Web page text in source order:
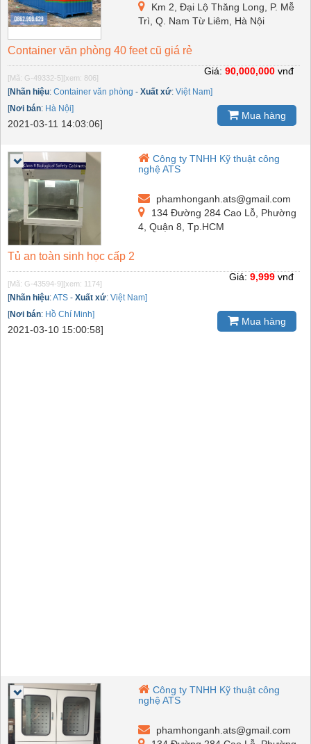
Km 2, Đại Lộ Thăng Long, P. Mễ
Trì, Q. Nam Từ Liêm, Hà Nội
Container văn phòng 40 feet cũ giá rẻ
[Mã: G-49332-5][xem: 806]
[Nhãn hiệu: Container văn phòng - Xuất xứ: Việt Nam]
[Nơi bán: Hà Nội]
2021-03-11 14:03:06]
Giá: 90,000,000 vnđ
Mua hàng
Công ty TNHH Kỹ thuật công
nghệ ATS
phamhonganh.ats@gmail.com
134 Đường 284 Cao Lỗ, Phường
4, Quận 8, Tp.HCM
Tủ an toàn sinh học cấp 2
[Mã: G-43594-9][xem: 1174]
[Nhãn hiệu:ATS - Xuất xứ: Việt Nam]
[Nơi bán: Hồ Chí Minh]
2021-03-10 15:00:58]
Giá: 9,999 vnđ
Mua hàng
Công ty TNHH Kỹ thuật công
nghệ ATS
phamhonganh.ats@gmail.com